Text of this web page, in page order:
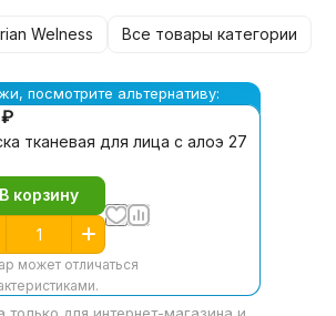
Welness Все товары категории
посмотрите альтернативу:
тканевая для лица с алоэ 27
В корзину
может отличаться